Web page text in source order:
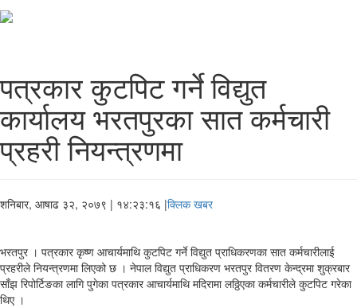
पत्रकार कुटपिट गर्ने विद्युत
कार्यालय भरतपुरका सात कर्मचारी
प्रहरी नियन्त्रणमा
शनिबार, आषाढ ३२, २०७९ | १४:२३:१६ |क्लिक खबर
भरतपुर । पत्रकार कृष्ण आचार्यमाथि कुटपिट गर्ने विद्युत प्राधिकरणका सात कर्मचारीलाई
प्रहरीले नियन्त्रणमा लिएको छ । नेपाल विद्युत प्राधिकरण भरतपुर वितरण केन्द्रमा शुक्रबार
साँझ रिपोर्टिङका लागि पुगेका पत्रकार आचार्यमाथि मदिरामा लठ्ठिएका कर्मचारीले कुटपिट गरेका
थिए ।